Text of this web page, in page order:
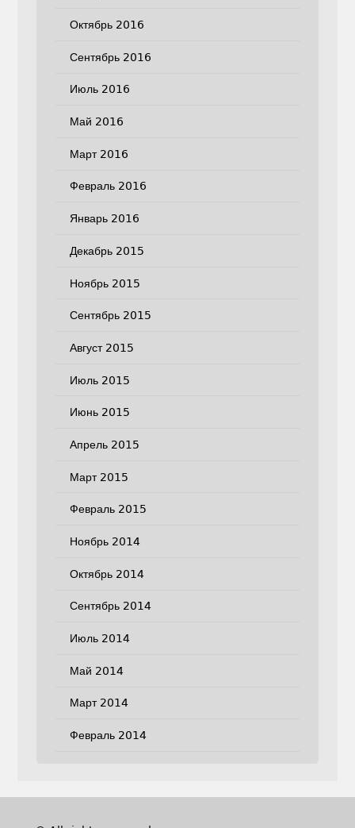
Октябрь 2016
Сентябрь 2016
Июль 2016
Май 2016
Март 2016
Февраль 2016
Январь 2016
Декабрь 2015
Ноябрь 2015
Сентябрь 2015
Август 2015
Июль 2015
Июнь 2015
Апрель 2015
Март 2015
Февраль 2015
Ноябрь 2014
Октябрь 2014
Сентябрь 2014
Июль 2014
Май 2014
Март 2014
Февраль 2014